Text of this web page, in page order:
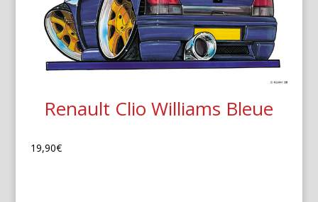
Renault Clio Williams Bleue
19,90€